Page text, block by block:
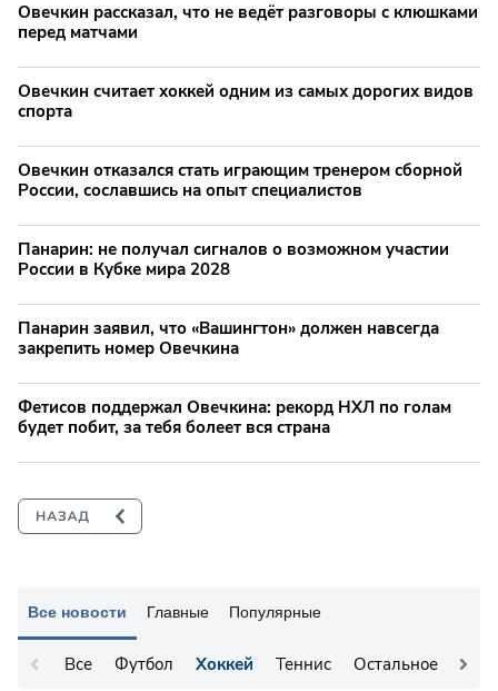
Все новости Главные Популярные
Все Футбол Хоккей Теннис Остальное
Овечкин рассказал, что не ведёт разговоры с клюшками
перед матчами
Овечкин считает хоккей одним из самых дорогих видов
спорта
Овечкин отказался стать играющим тренером сборной
России, сославшись на опыт специалистов
Панарин: не получал сигналов о возможном участии
России в Кубке мира 2028
Панарин заявил, что «Вашингтон» должен навсегда
закрепить номер Овечкина
Фетисов поддержал Овечкина: рекорд НХЛ по голам
будет побит, за тебя болеет вся страна